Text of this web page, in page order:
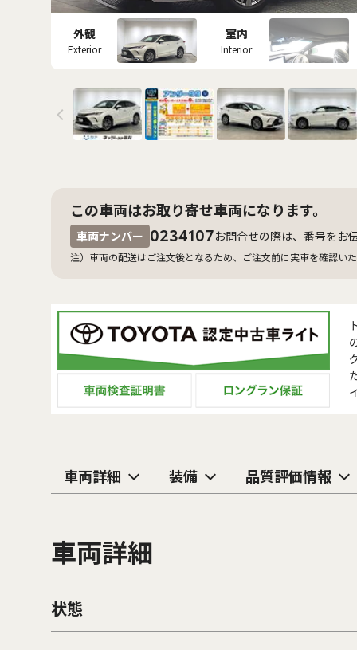
外観
Exterior
室内
Interior
この車両はお取り寄せ車両になります。
車両ナンバー 0234107お問合せの際は、番号をお
注）車両の配送はご注文後となるため、ご注文前に実車を確認い
車両詳細 装備 品質評価情報
車両詳細
状態